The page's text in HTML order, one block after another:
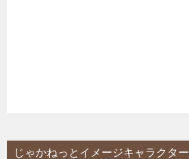
じゃかねっとイメージキャラクター